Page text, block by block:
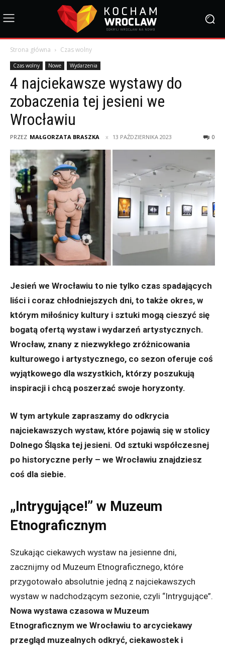
Strona główna Czas wolny
Czas wolny Nowe Wydarzenia
4 najciekawsze wystawy do
zobaczenia tej jesieni we
Wrocławiu
PRZEZ MAŁGORZATA BRASZKA 13 PAŹDZIERNIKA 2023 0
Jesień we Wrocławiu to nie tylko czas spadających
liści i coraz chłodniejszych dni, to także okres, w
którym miłośnicy kultury i sztuki mogą cieszyć się
bogatą ofertą wystaw i wydarzeń artystycznych.
Wrocław, znany z niezwykłego zróżnicowania
kulturowego i artystycznego, co sezon oferuje coś
wyjątkowego dla wszystkich, którzy poszukują
inspiracji i chcą poszerzać swoje horyzonty.
W tym artykule zapraszamy do odkrycia
najciekawszych wystaw, które pojawią się w stolicy
Dolnego Śląska tej jesieni. Od sztuki współczesnej
po historyczne perły – we Wrocławiu znajdziesz
coś dla siebie.
„Intrygujące!” w Muzeum
Etnograficznym
Szukając ciekawych wystaw na jesienne dni,
zacznijmy od Muzeum Etnograficznego, które
przygotowało absolutnie jedną z najciekawszych
wystaw w nadchodzącym sezonie, czyli “Intrygujące”.
Nowa wystawa czasowa w Muzeum
Etnograficznym we Wrocławiu to arcyciekawy
przegląd muzealnych odkryć, ciekawostek i